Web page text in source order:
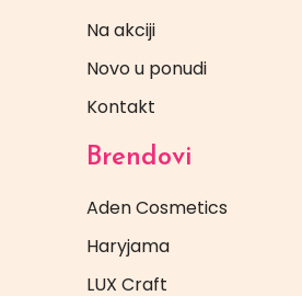
Na akciji
Novo u ponudi
Kontakt
Brendovi
Aden Cosmetics
Haryjama
LUX Craft